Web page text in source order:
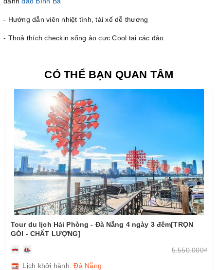
- Hướng dẫn viên nhiệt tình, tài xế dễ thương
- Thoả thích checkin sống ảo cực Cool tại các đảo.
CÓ THỂ BẠN QUAN TÂM
Tour du lịch Hà Nội - Đà Nẵng 4 ngày 3 đêm[TRỌN GÓI -
CHẤT LƯỢNG]
5.550.000₫
Lịch khởi hành:Đà Nẵng